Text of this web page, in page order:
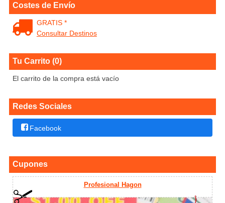
Costes de Envío
GRATIS *
Consultar Destinos
Tu Carrito (0)
El carrito de la compra está vacío
Redes Sociales
Facebook
Cupones
Profesional Hagon